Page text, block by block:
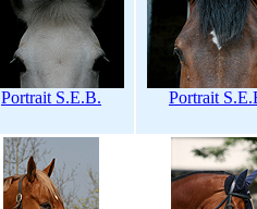
Portrait S.E.B. Portrait